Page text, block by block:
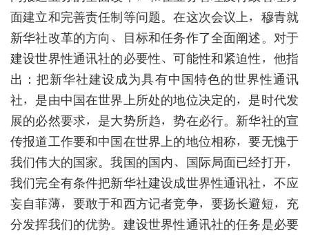
面建立和完善责任制等问题。在这次会议上，穆青就
新华社改革的方向、目标和任务作了全面阐述。对于
建设世界性通讯社的必要性、可能性和紧迫性，他指
出：把新华社建设成为具有中国特色的世界性通讯
社，是由中国在世界上所处的地位决定的，是时代发
展的必然要求，是大势所趋，势在必行。新华社的宣
传报道工作要和中国在世界上的地位相称，要无愧于
我们伟大的国家。我国的国内、国际局面已经打开，
我们完全有条件把新华社建设成世界性通讯社，不应
妄自菲薄，要敢于和西方记者竞争，要扬长避短，充
分发挥我们的优势。建设世界性通讯社的任务是必要